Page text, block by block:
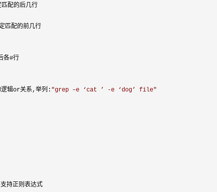
配的前几行
#行
辑or关系,举列: "grep –e ‘cat ’ -e ‘dog’ file"
正则表达式